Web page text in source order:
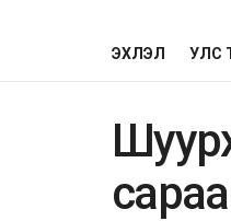
ЭХЛЭЛ УЛС